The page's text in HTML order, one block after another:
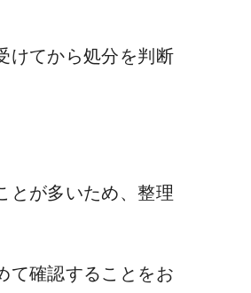
けてから処分を判断
とが多いため、整理
て確認することをお